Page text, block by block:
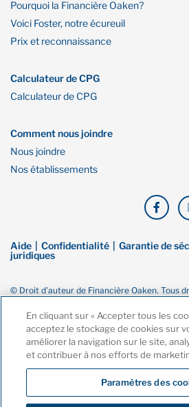
Pourquoi la Financière Oaken?
Voici Foster, notre écureuil
Prix et reconnaissance
Calculateur de CPG
Calculateur de CPG
Comment nous joindre
Nous joindre
Nos établissements
Aide Confidentialité Garantie de
juridiques
© Droit d’auteur de Financière Oaken. Tous
propriété exclusive de la Compagnie Home
toutes deux membres de la Société
En cliquant sur « Accepter tous les
acceptez le stockage de cookies sur
améliorer la navigation sur le site,
et contribuer à nos efforts de
Paramètres des